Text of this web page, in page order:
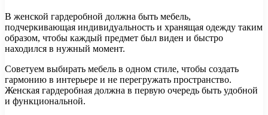
В женской гардеробной должна быть мебель,
подчеркивающая индивидуальность и хранящая одежду таким
образом, чтобы каждый предмет был виден и быстро
находился в нужный момент.
Советуем выбирать мебель в одном стиле, чтобы создать
гармонию в интерьере и не перегружать пространство.
Женская гардеробная должна в первую очередь быть удобной
и функциональной.